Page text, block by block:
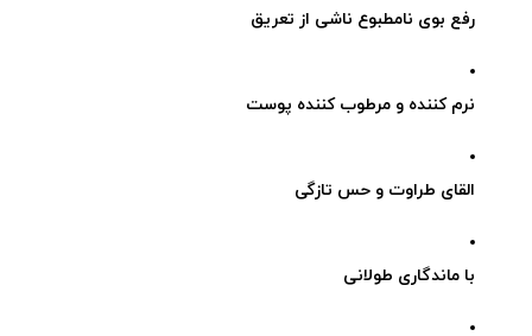
رفع بوی نامطبوع ناشی از تعریق
نرم کننده و مرطوب کننده پوست
القای طراوت و حس تازگی
با ماندگاری طولانی